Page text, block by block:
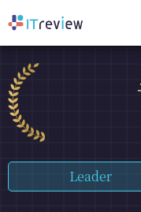
Leader